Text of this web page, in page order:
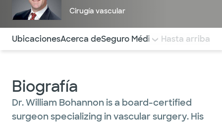
Cirugía vascular
Utilice esta navegación para saltar rápidamente a
UbicacionesAcerca deSeguro Médico COMENTARIOS
Hasta arriba
Biografía
Dr. William Bohannon is a board-certified
surgeon specializing in vascular surgery. His